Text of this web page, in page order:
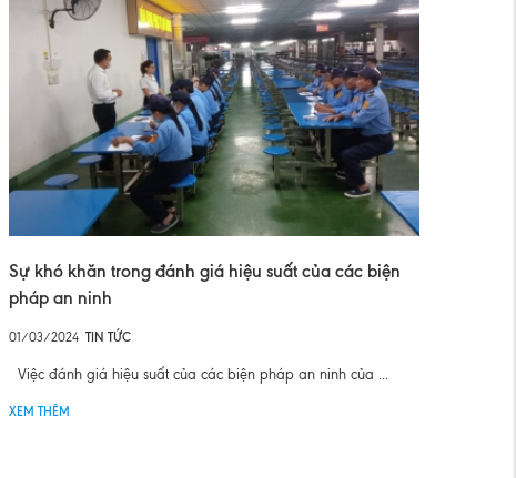
Sự khó khăn trong đánh giá hiệu suất của các biện
pháp an ninh
01/03/2024 TIN TỨC
Việc đánh giá hiệu suất của các biện pháp an ninh của ...
XEM THÊM